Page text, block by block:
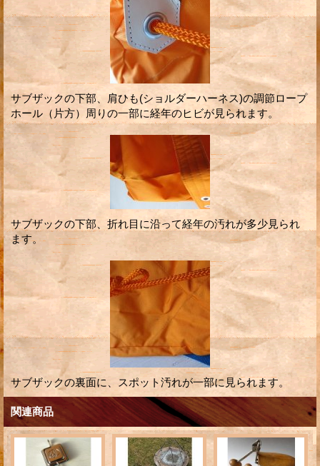
サブザックの下部、肩ひも(ショルダーハーネス)の調節ロープ
ホール（片方）周りの一部に経年のヒビが見られます。
サブザックの下部、折れ目に沿って経年の汚れが多少見られ
ます。
サブザックの裏面に、スポット汚れが一部に見られます。
関連商品